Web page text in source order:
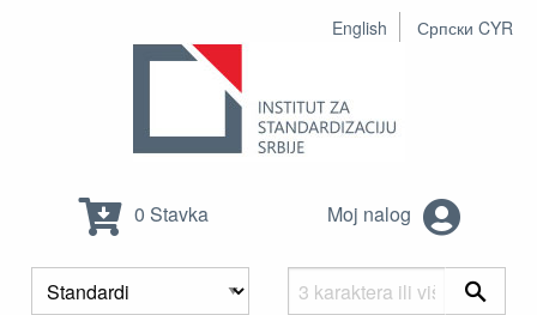
English Српски CYR
0 Stavka Moj nalog